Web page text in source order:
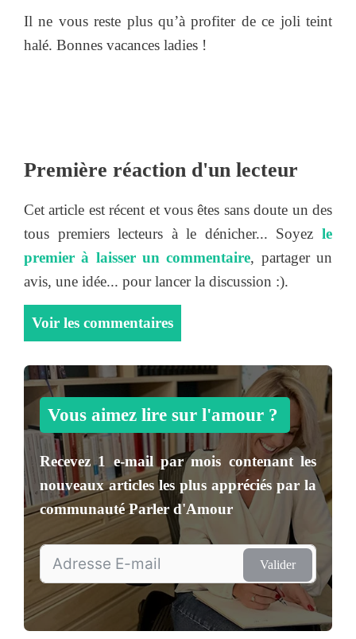
Il ne vous reste plus qu’à profiter de ce joli teint
halé. Bonnes vacances ladies !
Première réaction d'un lecteur
Cet article est récent et vous êtes sans doute un des
tous premiers lecteurs à le dénicher... Soyez le
premier à laisser un commentaire, partager un
avis, une idée... pour lancer la discussion :).
Voir les commentaires
Vous aimez lire sur l'amour ?
Recevez1 e-mail par mois contenant les
nouveaux articles les plus appréciés par la
communautéParler d'Amour
Valider